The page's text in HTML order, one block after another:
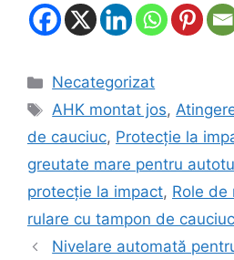
Necategorizat
AHK montat jos,
de cauciuc, Protecție la
greutate mare pentru
protecție la impact, Role de
rulare cu tampon de cauciuc
Nivelare automată